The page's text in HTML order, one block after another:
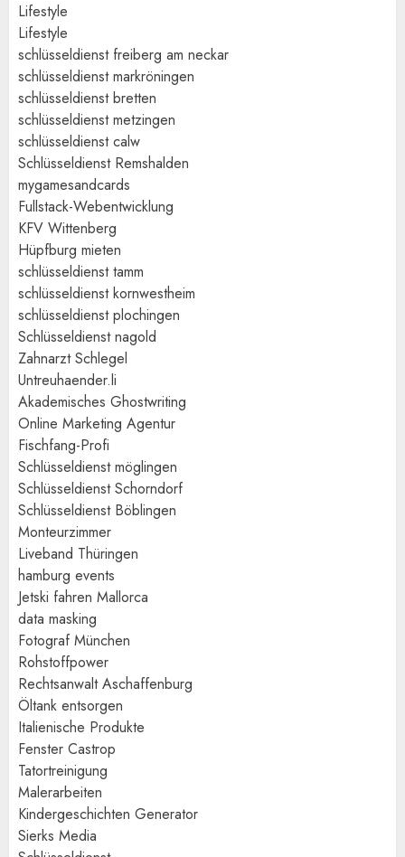
Lifestyle
Lifestyle
schlüsseldienst freiberg am neckar
schlüsseldienst markröningen
schlüsseldienst bretten
schlüsseldienst metzingen
schlüsseldienst calw
Schlüsseldienst Remshalden
mygamesandcards
Fullstack-Webentwicklung
KFV Wittenberg
Hüpfburg mieten
schlüsseldienst tamm
schlüsseldienst kornwestheim
schlüsseldienst plochingen
Schlüsseldienst nagold
Zahnarzt Schlegel
Untreuhaender.li
Akademisches Ghostwriting
Online Marketing Agentur
Fischfang-Profi
Schlüsseldienst möglingen
Schlüsseldienst Schorndorf
Schlüsseldienst Böblingen
Monteurzimmer
Liveband Thüringen
hamburg events
Jetski fahren Mallorca
data masking
Fotograf München
Rohstoffpower
Rechtsanwalt Aschaffenburg
Öltank entsorgen
Italienische Produkte
Fenster Castrop
Tatortreinigung
Malerarbeiten
Kindergeschichten Generator
Sierks Media